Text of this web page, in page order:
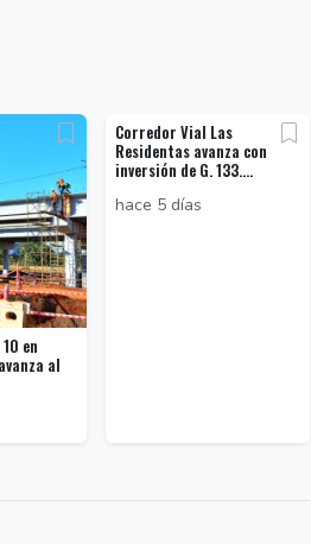
en
al
Corredor Vial Las
Residentas avanza con
inversión de G. 133....
hace 5 días